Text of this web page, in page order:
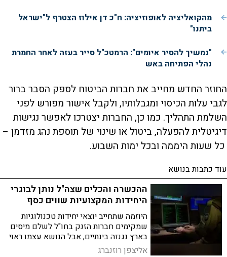
מהקואליציה לאופוזיציה: ח"כ דן אילוז הצטרף ל"ישראל
ביתנו"
"נמשיך להסיר איומים": הרמטכ"ל סייר בעזה לאחר החמרת
נהלי הפתיחה באש
החוזר החדש מחייב את חברות הביטוח לספק הסבר ברור
לגבי עלות הכיסוי ומגבלותיו, ולקבל אישור מפורש לפני
השלמת התהליך. כמו כן, החברות יצטרכו לאפשר נגישות
דיגיטלית להפעלה, ביטול או שינוי של תוספת נהג מזדמן –
כל שעות היממה ובכל ימות השבוע.
עוד כתבות בנושא
ההכשרה והכלים שצה"ל נותן לבוגרי
היחידות המקצועיות שווים כסף
היוזמה שתחייב יוצאי יחידות טכנולוגיות
שמקימים חברות הזנק בחו"ל לשלם מיסים
בארץ נגנזה בינתיים, אבל הנושא עצמו ראוי
לדיון
אליצפן רוזנברג